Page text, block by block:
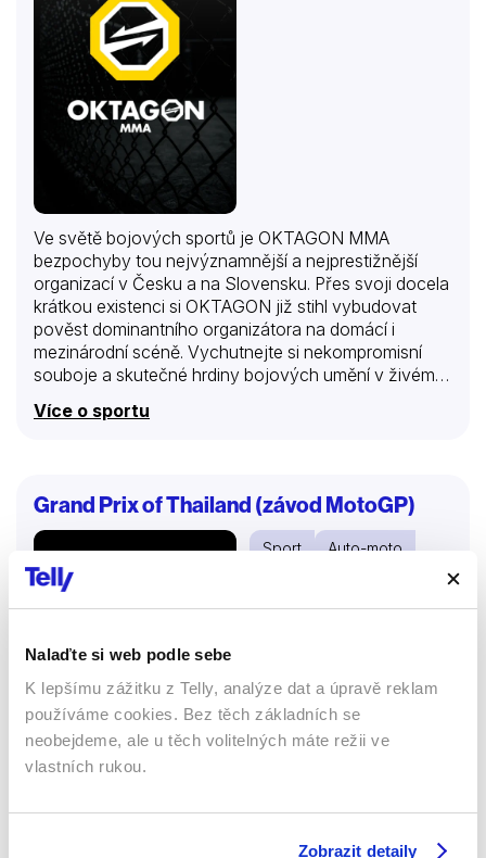
Nalaďte si web podle sebe
K lepšímu zážitku z Telly, analýze dat a úpravě reklam
používáme cookies. Bez těch základních se
neobejdeme, ale u těch volitelných máte režii ve
vlastních rukou.
Zobrazit detaily
Ve světě bojových sportů je OKTAGON MMA
bezpochyby tou nejvýznamnější a nejprestižnější
organizací v Česku a na Slovensku. Přes svoji docela
krátkou existenci si OKTAGON již stihl vybudovat
pověst dominantního organizátora na domácí i
mezinárodní scéně. Vychutnejte si nekompromisní
souboje a skutečné hrdiny bojových umění v živém
náš kanál Premier Sport 3 HD! Tento kanál obsahují
Více o sportu
Grand Prix of Thailand (závod MotoGP)
Sport Auto-moto